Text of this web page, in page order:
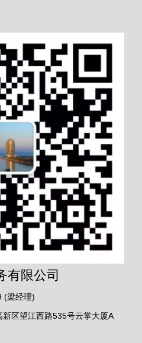
有限公司
(梁经理)
区望江西路535号云掌大厦A